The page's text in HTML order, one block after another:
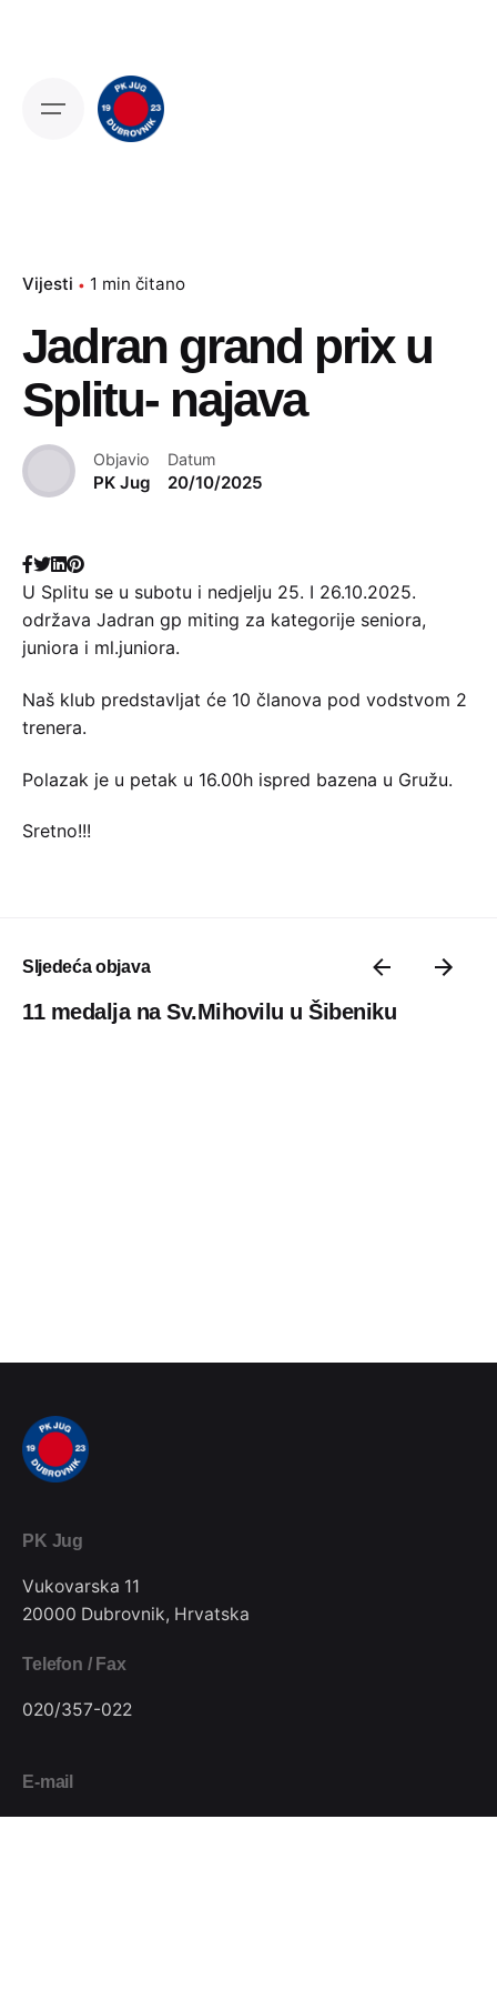
Vijesti 1 min čitano
Jadran grand prix u
Splitu- najava
Objavio
PK Jug
Datum
20/10/2025
U Splitu se u subotu i nedjelju 25. I 26.10.2025.
održava Jadran gp miting za kategorije seniora,
juniora i ml.juniora.
Naš klub predstavljat će 10 članova pod vodstvom 2
trenera.
Polazak je u petak u 16.00h ispred bazena u Gružu.
Sretno!!!
Sljedeća objava
11 medalja na Sv.Mihovilu u Šibeniku
PK Jug
Vukovarska 11
20000 Dubrovnik, Hrvatska
Telefon / Fax
020/357-022
E-mail